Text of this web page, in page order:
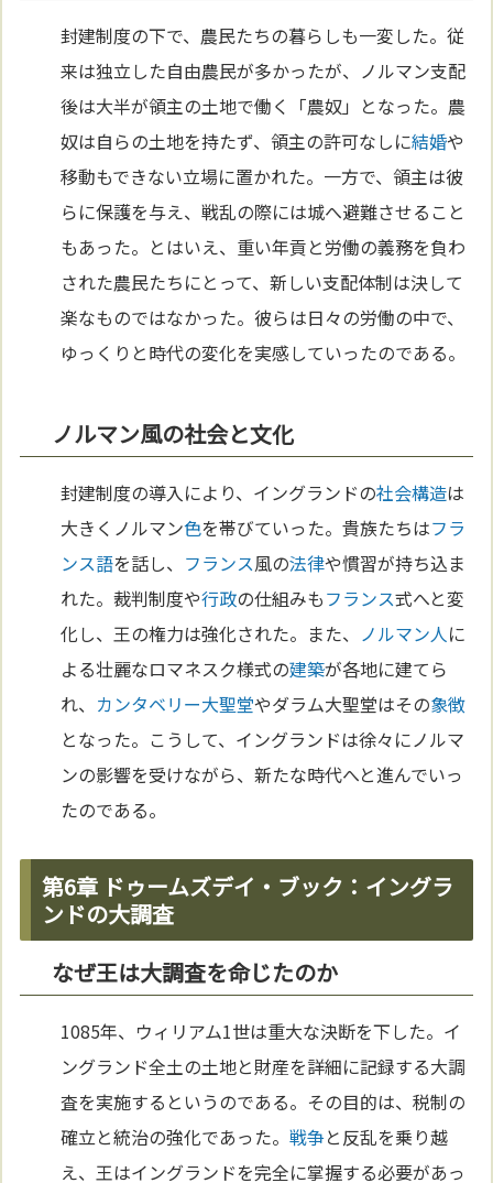
封建制度の下で、農民たちの暮らしも一変した。従
来は独立した自由農民が多かったが、ノルマン支配
後は大半が領主の土地で働く「農奴」となった。農
奴は自らの土地を持たず、領主の許可なしに結婚や
移動もできない立場に置かれた。一方で、領主は彼
らに保護を与え、戦乱の際には城へ避難させること
もあった。とはいえ、重い年貢と労働の義務を負わ
された農民たちにとって、新しい支配体制は決して
楽なものではなかった。彼らは日々の労働の中で、
ゆっくりと時代の変化を実感していったのである。
ノルマン風の社会と文化
封建制度の導入により、イングランドの社会構造は
大きくノルマン色を帯びていった。貴族たちはフラ
ンス語を話し、 フランス風の法律や慣習が持ち込ま
れた。裁判制度や行政の仕組みもフランス式へと変
化し、王の権力は強化された。また、 ノルマン人 に
よる壮麗なロマネスク様式の建築が各地に建てら
れ、 カンタベリー大聖堂やダラム大聖堂はその象徴
となった。こうして、イングランドは徐々にノルマ
ンの影響を受けながら、新たな時代へと進んでいっ
たのである。
第6章 ドゥームズデイ・ブック：イングラ
ンドの大調査
なぜ王は大調査を命じたのか
1085年、ウィリアム1世は重大な決断を下した。イ
ングランド全土の土地と財産を詳細に記録する大調
査を実施するというのである。その目的は、税制の
確立と統治の強化であった。戦争と反乱を乗り越
え、王はイングランドを完全に掌握する必要があっ